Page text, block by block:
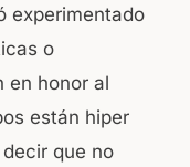
experimentado
o
en honor al
están hiper
que no